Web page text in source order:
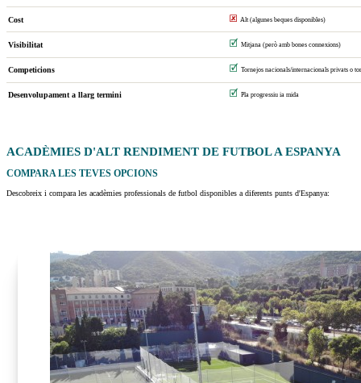
Cost 🗷 Alt (algunes beques disponibles)
Visibilitat 🗹 Mitjana (però amb bones connexions)
Competicions 🗹 Tornejos nacionals/internacionals privats o
Desenvolupament a llarg termini 🗹 Pla progressiu ia mida
ACADÈMIES D'ALT RENDIMENT DE FUTBOL A ESPANYA
COMPARA LES TEVES OPCIONS
Descobreix i compara les acadèmies professionals de futbol disponibles a diferents punts d'Espanya: